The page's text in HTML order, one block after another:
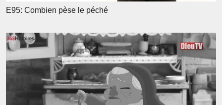
E95: Combien pèse le péché